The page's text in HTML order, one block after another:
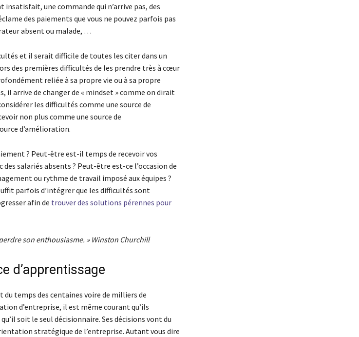
insatisfait, une commande qui n’arrive pas, des
des paiements que vous ne pouvez parfois pas
absent ou malade, …
et il serait difficile de toutes les citer dans un
des premières difficultés de les prendre très à cœur
reliée à sa propre vie ou à sa propre
il arrive de changer de « mindset » comme on dirait
les difficultés comme une source de
non plus comme une source de
d’amélioration.
? Peut-être est-il temps de recevoir vos
des salariés absents ? Peut-être est-ce l’occasion de
ou rythme de travail imposé aux équipes ?
parfois d’intégrer que les difficultés sont
afin de trouver des solutions pérennes pour
perdre son enthousiasme. » Winston Churchill
d’apprentissage
temps des centaines voire de milliers de
d’entreprise, il est même courant qu’ils
soit le seul décisionnaire. Ses décisions vont du
stratégique de l’entreprise. Autant vous dire